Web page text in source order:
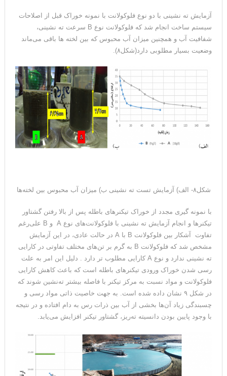
آزمایش ته نشینی با دو نوع فلوکولانت با نمونه خوراک قبل از اصلاحات
سیستم ساخت انجام شد که فلوکولانت نوع B سرعت ته نشینی،
شفافیت آب و همچنین میزان آب محبوس که بین لخته ها باقی می‌ماند
وضعیت بسیار مطلوبی دارد(شکل۸).
شکل۸- الف) آزمایش تست ته نشینی ب) میزان آب محبوس بین لخته‌ها
با نمونه گیری مجدد از خوراک تیکنرهای باطله پس از بالا رفتن گشتاور
تیکنرها و انجام آزمایش ته نشینی با فلوکولانت‌های نوع A و B علی‌رغم
تفاوت آشکار بین فلوکولانت B با A در حالت عادی، در این آزمایش
مشخص شد که فلوکولانت B به گرم بر تن‌های مختلف تفاوتی در کارایی
ته نشینی ندارد و نوع A کارایی مطلوب تر دارد . دلیل این امر به علت
رسی شدن خوراک ورودی تیکنرهای باطله است که باعث کاهش کارایی
فلوکولانت و مواد نسبت به مرکز تیکنر با فاصله بیشتر ته‌نشین شوند که
در شکل ۹ نشان داده شده است. به جهت خاصیت ذاتی مواد رسی و
چسبندگی زیاد آن‌ها بخشی از آب بین ذرات رس به دام افتاده و در نتیجه
با وجود پایین بودن دانسیته ته‌ریز، گشتاور تیکنر افزایش می‌یابد.